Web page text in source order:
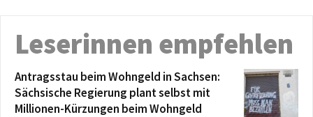
Leserinnen empfehlen
Antragsstau beim Wohngeld in Sachsen:
Sächsische Regierung plant selbst mit
Millionen-Kürzungen beim Wohngeld